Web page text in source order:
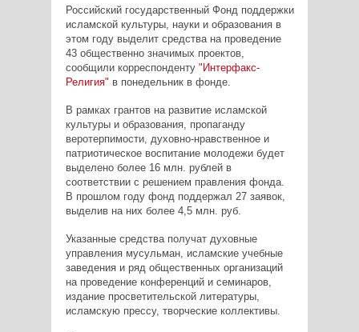
Российский государственный Фонд поддержки
исламской культуры, науки и образования в
этом году выделит средства на проведение
43 общественно значимых проектов,
сообщили корреспонденту "Интерфакс-
Религия" в понедельник в фонде.
В рамках грантов на развитие исламской
культуры и образования, пропаганду
веротерпимости, духовно-нравственное и
патриотическое воспитание молодежи будет
выделено более 16 млн. рублей в
соответствии с решением правления фонда.
В прошлом году фонд поддержал 27 заявок,
выделив на них более 4,5 млн. руб.
Указанные средства получат духовные
управления мусульман, исламские учебные
заведения и ряд общественных организаций
на проведение конференций и семинаров,
издание просветительской литературы,
исламскую прессу, творческие коллективы.